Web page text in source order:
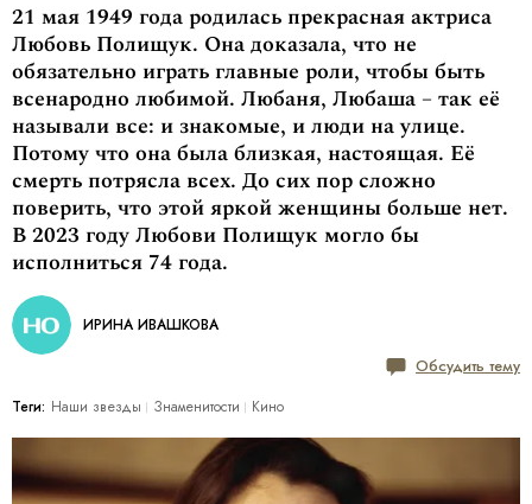
21 мая 1949 года родилась прекрасная актриса
Любовь Полищук. Она доказала, что не
обязательно играть главные роли, чтобы быть
всенародно любимой. Любаня, Любаша – так её
называли все: и знакомые, и люди на улице.
Потому что она была близкая, настоящая. Её
смерть потрясла всех. До сих пор сложно
поверить, что этой яркой женщины больше нет.
В 2023 году Любови Полищук могло бы
исполниться 74 года.
ИРИНА ИВАШКОВА
Обсудить тему
Теги: Наши звезды Знаменитости Кино